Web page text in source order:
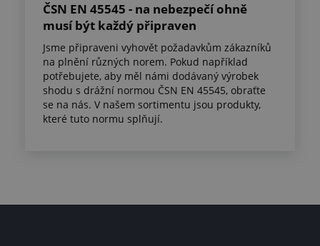
ČSN EN 45545 - na nebezpečí ohně
musí být každý připraven
Jsme připraveni vyhovět požadavkům zákazníků
na plnění různých norem. Pokud například
potřebujete, aby měl námi dodávaný výrobek
shodu s drážní normou ČSN EN 45545, obraťte
se na nás. V našem sortimentu jsou produkty,
které tuto normu splňují.